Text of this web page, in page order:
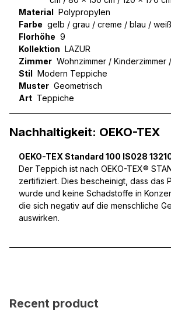
Material Polypropylen
Farbe gelb / grau / creme / blau / weiß
Florhöhe 9
Kollektion LAZUR
Zimmer Wohnzimmer / Kinderzimmer
Stil Modern Teppiche
Muster Geometrisch
Art Teppiche
Nachhaltigkeit: OEKO-TEX
OEKO-TEX Standard 100 IS028
Der Teppich ist nach OEKO-TEX®
zertifiziert. Dies bescheinigt, dass das
wurde und keine Schadstoffe in
die sich negativ auf die menschliche
auswirken.
Recent product